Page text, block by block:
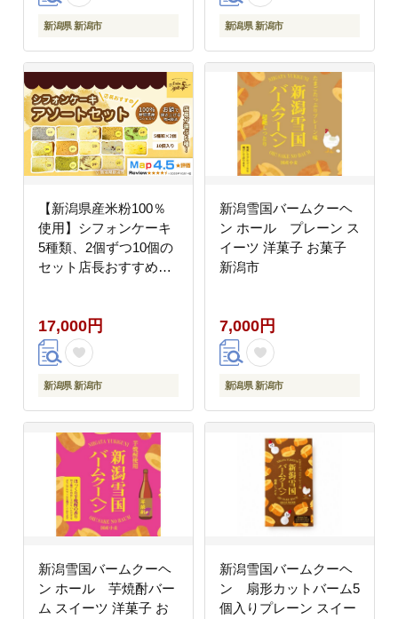
新潟県 新潟市 新潟県 新潟市
【新潟県産米粉100％
使用】シフォンケーキ
5種類、2個ずつ10個の
セット店長おすすめセ
焼き菓子 お菓子 スイー
ツ ギフト 贈り物 新潟
市
17,000円
新潟県 新潟市
新潟雪国バームクーヘ
ン ホール プレーン ス
イーツ 洋菓子 お菓子
新潟市
7,000円
新潟県 新潟市
新潟雪国バームクーヘ
ン ホール 芋焼酎バー
ム スイーツ 洋菓子 お
新潟雪国バームクーヘ
ン 扇形カットバーム5
個入りプレーン スイー